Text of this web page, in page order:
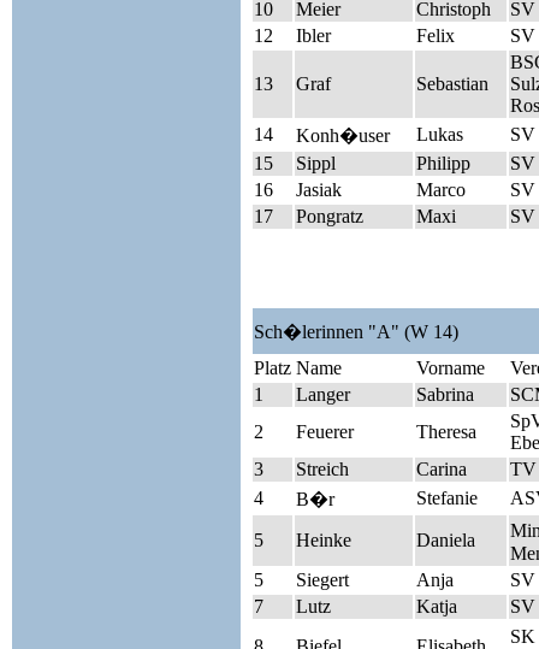
10
Meier Christoph
SV
12
Ibler Felix SV
13 Graf Sebastian
14
Konh�user Lukas
SV
15
Sippl Philipp
SV
16
Jasiak Marco
SV
17
Pongratz Maxi SV
Sch�lerinnen "A" (W 14)
Platz Name Vorname
1
Langer Sabrina
2
Feuerer Theresa
3
Streich Carina
TV
4
B�r Stefanie
5 Heinke Daniela
5
Siegert Anja
SV
7
Lutz Katja
SV